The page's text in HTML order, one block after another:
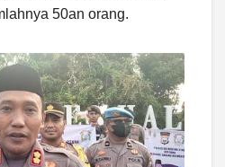
50an orang.